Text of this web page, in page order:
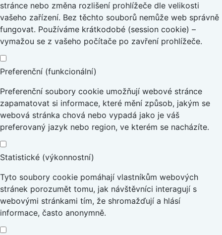
stránce nebo změna rozlišení prohlížeče dle velikosti
vašeho zařízení. Bez těchto souborů nemůže web správně
fungovat. Používáme krátkodobé (session cookie) –
vymažou se z vašeho počítače po zavření prohlížeče.
Preferenční (funkcionální)
Preferenční soubory cookie umožňují webové stránce
zapamatovat si informace, které mění způsob, jakým se
webová stránka chová nebo vypadá jako je váš
preferovaný jazyk nebo region, ve kterém se nacházíte.
Statistické (výkonnostní)
Tyto soubory cookie pomáhají vlastníkům webových
stránek porozumět tomu, jak návštěvníci interagují s
webovými stránkami tím, že shromažďují a hlásí
informace, často anonymně.